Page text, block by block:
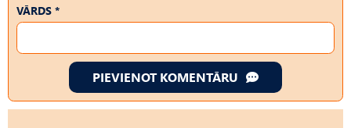
VĀRDS *
PIEVIENOT KOMENTĀRU